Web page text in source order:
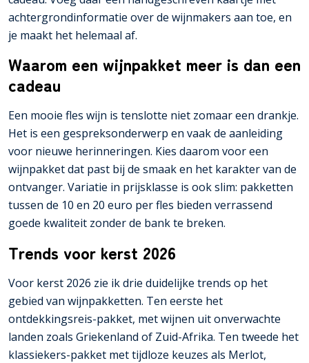
achtergrondinformatie over de wijnmakers aan toe, en
je maakt het helemaal af.
Waarom een wijnpakket meer is dan een
cadeau
Een mooie fles wijn is tenslotte niet zomaar een drankje.
Het is een gespreksonderwerp en vaak de aanleiding
voor nieuwe herinneringen. Kies daarom voor een
wijnpakket dat past bij de smaak en het karakter van de
ontvanger. Variatie in prijsklasse is ook slim: pakketten
tussen de 10 en 20 euro per fles bieden verrassend
goede kwaliteit zonder de bank te breken.
Trends voor kerst 2026
Voor kerst 2026 zie ik drie duidelijke trends op het
gebied van wijnpakketten. Ten eerste het
ontdekkingsreis-pakket, met wijnen uit onverwachte
landen zoals Griekenland of Zuid-Afrika. Ten tweede het
klassiekers-pakket met tijdloze keuzes als Merlot,